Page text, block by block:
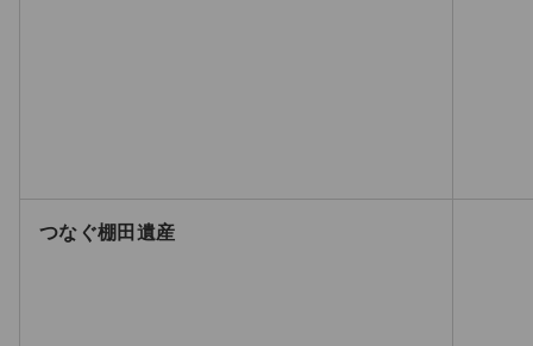
つなぐ棚田遺産